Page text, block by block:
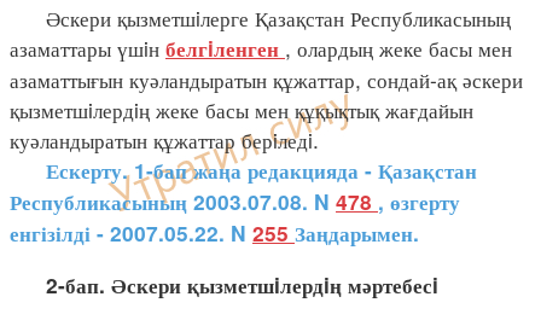
Әскери қызметшiлерге Қазақстан Республикасының
азаматтары үшiн белгiленген , олардың жеке басы мен
азаматтығын куәландыратын құжаттар, сондай-ақ әскери
қызметшiлердiң жеке басы мен құқықтық жағдайын
куәландыратын құжаттар берiледi.
Ескерту. 1-бап жаңа редакцияда - Қазақстан
Республикасының 2003.07.08. N 478 , өзгерту
енгізілді - 2007.05.22. N 255 Заңдарымен.
2-бап. Әскери қызметшiлердiң мәртебесi